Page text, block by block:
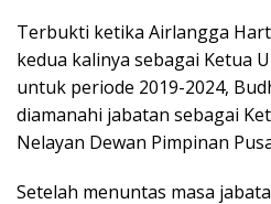
Terbukti ketika Airlangga
kedua kalinya sebagai Ketua
untuk periode 2019-2024,
diamanahi jabatan sebagai
Nelayan Dewan Pimpinan
Setelah menuntas masa